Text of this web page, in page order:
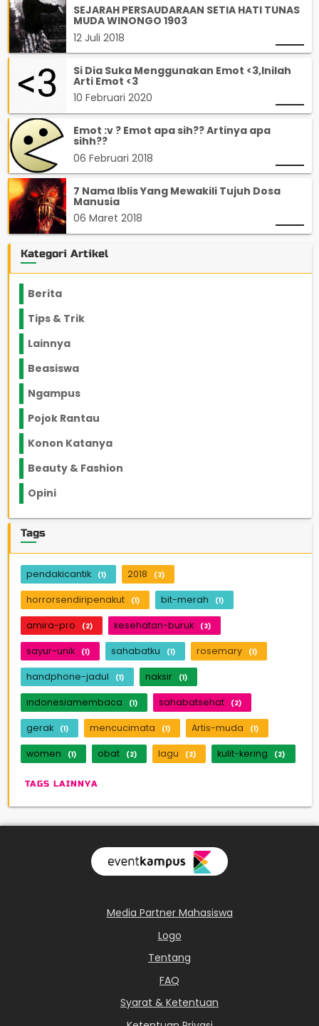
SEJARAH PERSAUDARAAN SETIA HATI TUNAS
MUDA WINONGO 1903
12 Juli 2018
Si Dia Suka Menggunakan Emot <3,Inilah
Arti Emot <3
10 Februari 2020
Emot :v ? Emot apa sih?? Artinya apa
sihh??
06 Februari 2018
7 Nama Iblis Yang Mewakili Tujuh Dosa
Manusia
06 Maret 2018
Kategori Artikel
Berita
Tips & Trik
Lainnya
Beasiswa
Ngampus
Pojok Rantau
Konon Katanya
Beauty & Fashion
Opini
Tags
pendakicantik (1) 2018 (3)
horrorsendiripenakut (1) bit-merah (1)
amira-pro (2) kesehatan-buruk (3)
sayur-unik (1) sahabatku (1) rosemary (1)
handphone-jadul (1) naksir (1)
indonesiamembaca (1) sahabatsehat (2)
gerak (1) mencucimata (1) Artis-muda (1)
women (1) obat (2) lagu (2) kulit-kering (2)
TAGS LAINNYA
Media Partner Mahasiswa
Logo
Tentang
FAQ
Syarat & Ketentuan